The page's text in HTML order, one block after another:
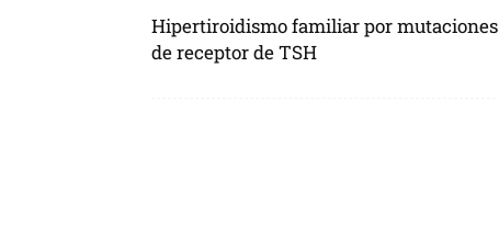
Hipertiroidismo familiar por mutaciones
de receptor de TSH